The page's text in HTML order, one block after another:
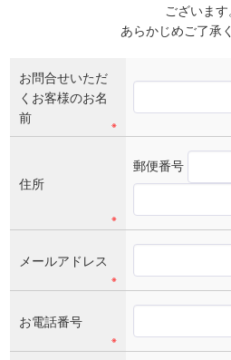
ございます
あらかじめご了承
お問合せいただ
くお客様のお名
前
※
住所
※
郵便番号
メールアドレス
※
お電話番号
※